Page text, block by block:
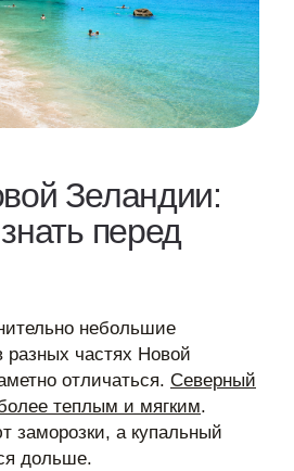
Зеландии:
перед
небольшие
частях Новой
отличаться. Северный
теплым и мягким.
заморозки, а купальный
дольше.